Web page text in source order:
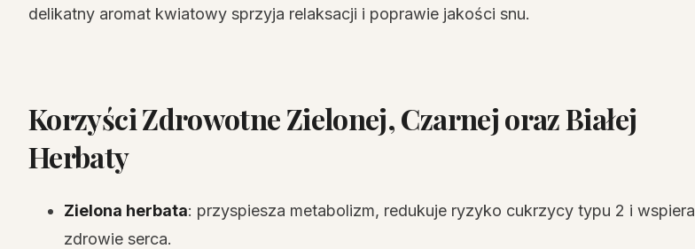
delikatny aromat kwiatowy sprzyja relaksacji i poprawie jakości snu.
Korzyści Zdrowotne Zielonej, Czarnej oraz Białej
Herbaty
Zielona herbata: przyspiesza metabolizm, redukuje ryzyko cukrzycy typu 2 i wspiera
zdrowie serca.